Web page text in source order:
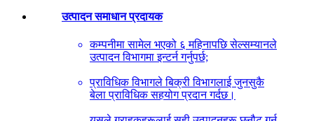
उत्पादन समाधान प्रदायक
कम्पनीमा सामेल भएको ६ महिनापछि सेल्सम्यानले
उत्पादन विभागमा इन्टर्न गर्नुपर्छ;
प्राविधिक विभागले बिक्री विभागलाई जुनसुकै
बेला प्राविधिक सहयोग प्रदान गर्दछ।